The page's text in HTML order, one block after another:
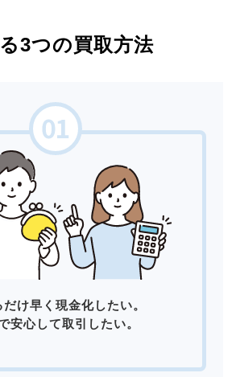
3つの買取方法
け早く現金化したい。
安心して取引したい。